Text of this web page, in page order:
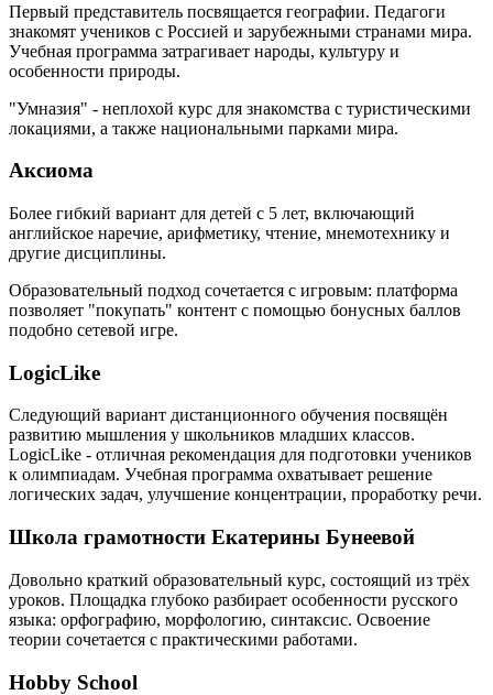
Первый представитель посвящается географии. Педагоги
знакомят учеников с Россией и зарубежными странами мира.
Учебная программа затрагивает народы, культуру и
особенности природы.
"Умназия" - неплохой курс для знакомства с туристическими
локациями, а также национальными парками мира.
Аксиома
Более гибкий вариант для детей с 5 лет, включающий
английское наречие, арифметику, чтение, мнемотехнику и
другие дисциплины.
Образовательный подход сочетается с игровым: платформа
позволяет "покупать" контент с помощью бонусных баллов
подобно сетевой игре.
LogicLike
Следующий вариант дистанционного обучения посвящён
развитию мышления у школьников младших классов.
LogicLike - отличная рекомендация для подготовки учеников
к олимпиадам. Учебная программа охватывает решение
логических задач, улучшение концентрации, проработку речи.
Школа грамотности Екатерины Бунеевой
Довольно краткий образовательный курс, состоящий из трёх
уроков. Площадка глубоко разбирает особенности русского
языка: орфографию, морфологию, синтаксис. Освоение
теории сочетается с практическими работами.
Hobby School